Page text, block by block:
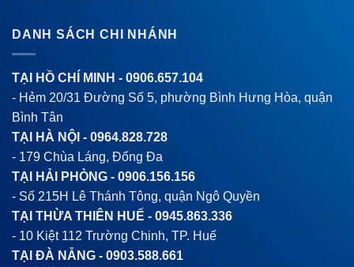
DANH SÁCH CHI NHÁNH
TẠI HỒ CHÍ MINH - 0906.657.104
- Hẻm 20/31 Đường Số 5, phường Bình Hưng Hòa, quận
Bình Tân
TẠI HÀ NỘI - 0964.828.728
- 179 Chùa Láng, Đống Đa
TẠI HẢI PHÒNG - 0906.156.156
- Số 215H Lê Thánh Tông, quận Ngô Quyền
TẠI THỪA THIÊN HUẾ - 0945.863.336
- 10 Kiệt 112 Trường Chinh, TP. Huế
TẠI ĐÀ NẴNG - 0903.588.661